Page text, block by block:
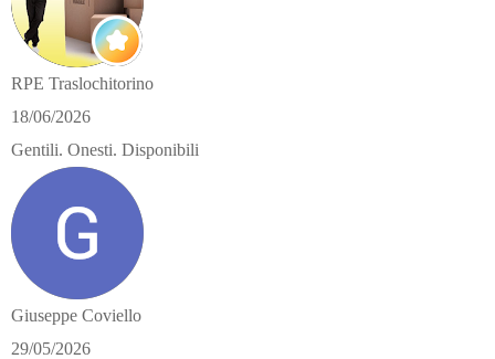
RPE Traslochitorino
18/06/2026
Gentili. Onesti. Disponibili
Giuseppe Coviello
29/05/2026